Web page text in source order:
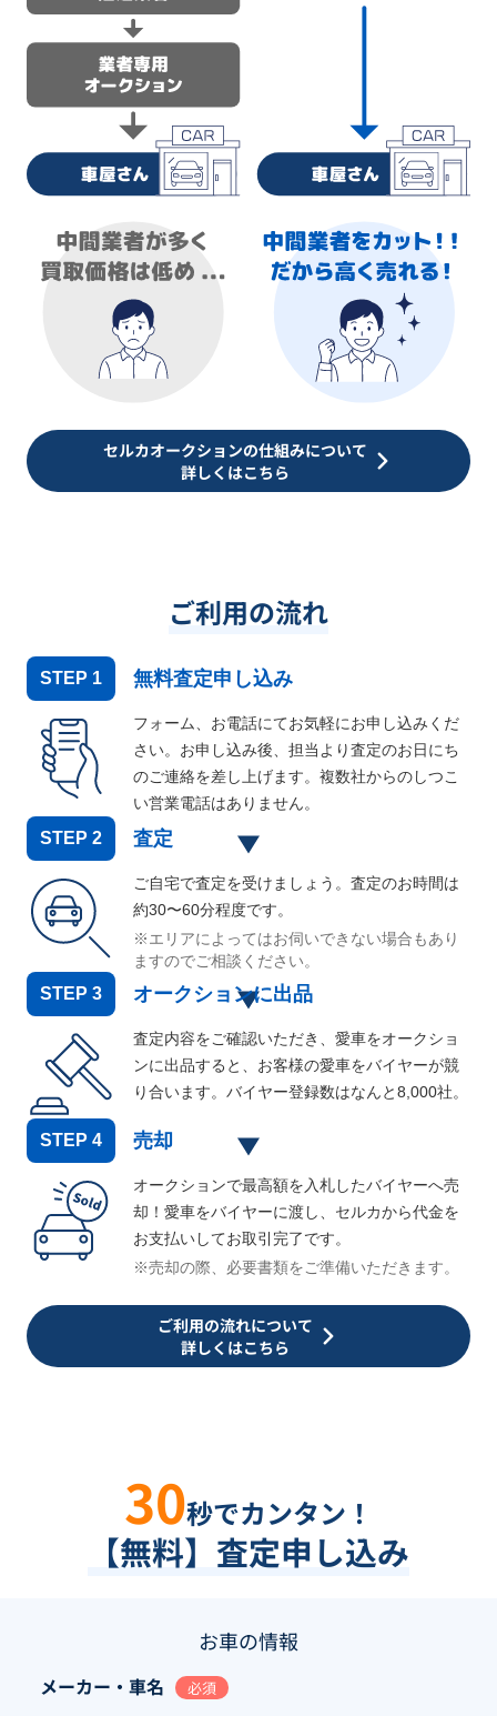
セルカオークションの仕組みについて
詳しくはこちら
ご利用の流れ
STEP 1 無料査定申し込み
フォーム、お電話にてお気軽にお申し込みくだ
さい。お申し込み後、担当より査定のお日にち
のご連絡を差し上げます。複数社からのしつこ
い営業電話はありません。
STEP 2 査定
ご自宅で査定を受けましょう。査定のお時間は
約30〜60分程度です。
※エリアによってはお伺いできない場合もあり
ますのでご相談ください。
STEP 3 オークションに出品
査定内容をご確認いただき、愛車をオークショ
ンに出品すると、お客様の愛車をバイヤーが競
り合います。バイヤー登録数はなんと8,000社。
STEP 4 売却
オークションで最高額を入札したバイヤーへ売
却！愛車をバイヤーに渡し、セルカから代金を
お支払いしてお取引完了です。
※売却の際、必要書類をご準備いただきます。
ご利用の流れについて
詳しくはこちら
30秒でカンタン！
【無料】査定申し込み
お車の情報
メーカー・車名 必須